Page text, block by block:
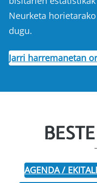
Neurketa
dugu.
Jarri harremanetan
AGENDA /